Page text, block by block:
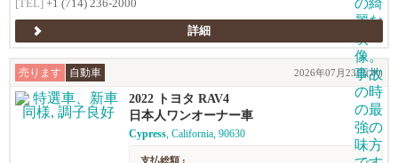
[TEL] +1 (714) 236-2000
詳細
売ります 自動車 2026年07月23日(木)
2022 トヨタ RAV4
日本人ワンオーナー車
Cypress, California, 90630
支払総額 :